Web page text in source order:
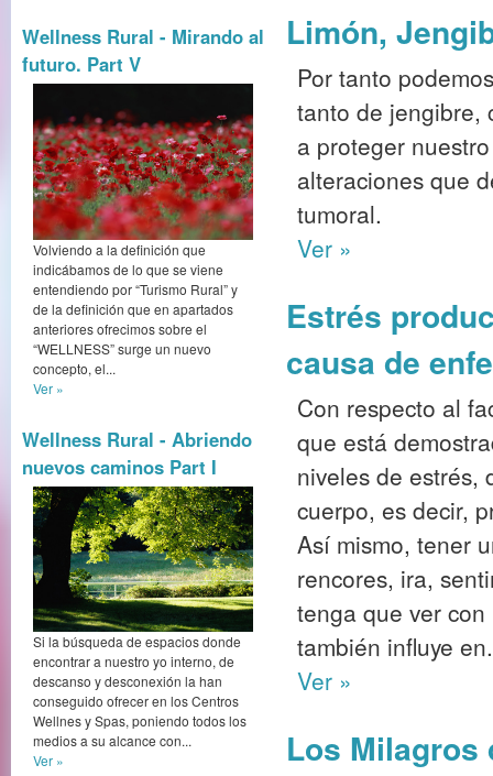
Wellness Rural - Mirando al
futuro. Part V
Volviendo a la definición que
indicábamos de lo que se viene
entendiendo por “Turismo Rural” y
de la definición que en apartados
anteriores ofrecimos sobre el
“WELLNESS” surge un nuevo
concepto, el...
Ver »
Wellness Rural - Abriendo
nuevos caminos Part I
Si la búsqueda de espacios donde
encontrar a nuestro yo interno, de
descanso y desconexión la han
conseguido ofrecer en los Centros
Wellnes y Spas, poniendo todos los
medios a su alcance con...
Ver »
Limón,
Por tanto
tanto de jengibre,
a proteger
alteraciones que
tumoral.
Ver »
Estrés
causa de
Con respecto al
que está
niveles de estrés,
cuerpo, es decir,
Así mismo, tener
rencores, ira,
tenga que ver
también influye
Ver »
Los Milagros